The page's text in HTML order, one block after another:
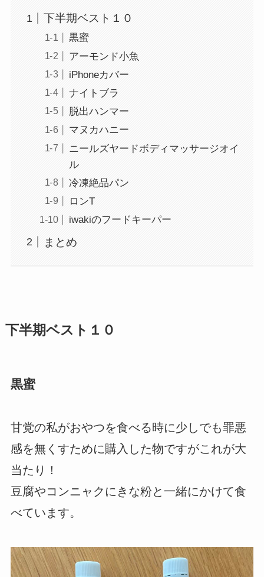
下半期ベスト１０
黒蜜
アーモンド小魚
iPhoneカバー
ナイトブラ
脱出ハンマー
マヌカハニー
ニールズヤードボディマッサージオイ
ル
冷凍絶品パン
ロンT
iwakiのフードキーパー
まとめ
下半期ベスト１０
黒蜜
甘党の私がおやつを食べる時に少しでも罪悪
感を無くすために購入した物ですがこれが大
当たり！
豆腐やコンニャクにきな粉と一緒にかけて食
べています。